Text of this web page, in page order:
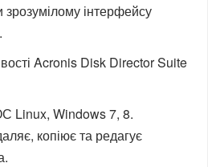
зрозумілому інтерфейсу
Acronis Disk Director Suite
Linux, Windows 7, 8.
копіює та редагує